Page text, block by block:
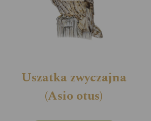
Uszatka zwyczajna
(Asio otus)